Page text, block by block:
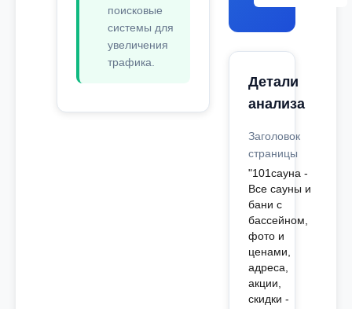
поисковые
системы для
увеличения
трафика.
Детали
анализа
Заголовок
страницы
"101сауна -
Все сауны и
бани с
бассейном,
фото и
ценами,
адреса,
акции,
скидки -